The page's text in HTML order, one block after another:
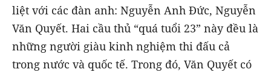
liệt với các đàn anh: Nguyễn Anh Đức, Nguyễn
Văn Quyết. Hai cầu thủ “quá tuổi 23” này đều là
những người giàu kinh nghiệm thi đấu cả
trong nước và quốc tế. Trong đó, Văn Quyết có